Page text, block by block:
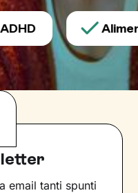
email tanti spunti